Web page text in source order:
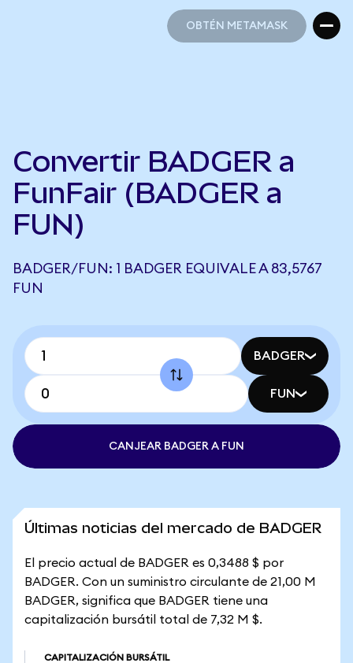
OBTÉN METAMASK
Convertir BADGER a
FunFair (BADGER a
FUN)
BADGER/FUN: 1 BADGER EQUIVALE A 83,5767
FUN
BADGER
FUN
CANJEAR BADGER A FUN
Últimas noticias del mercado de BADGER
El precio actual de BADGER es 0,3488 $ por
BADGER. Con un suministro circulante de 21,00 M
BADGER, significa que BADGER tiene una
capitalización bursátil total de 7,32 M $.
CAPITALIZACIÓN BURSÁTIL